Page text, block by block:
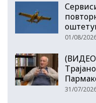
01/08/
31/07/